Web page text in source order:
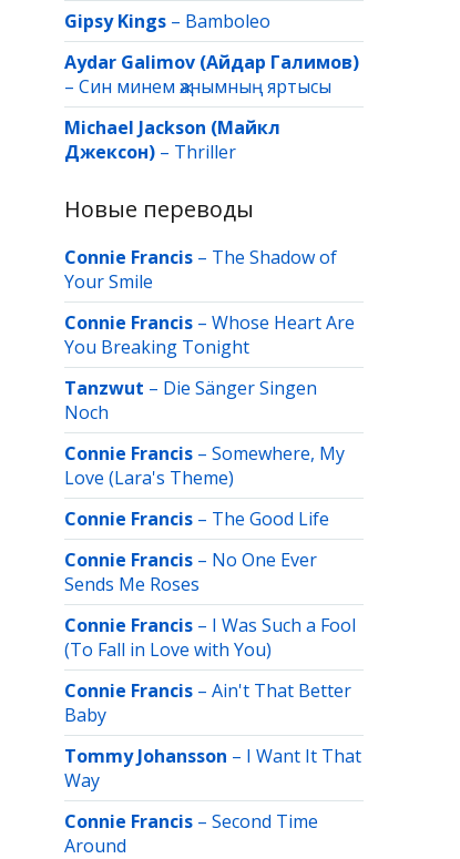
Gipsy Kings – Bamboleo
Aydar Galimov (Айдар Галимов)
– Син минем җанымның яртысы
Michael Jackson (Майкл
Джексон) – Thriller
Новые переводы
Connie Francis – The Shadow of
Your Smile
Connie Francis – Whose Heart Are
You Breaking Tonight
Tanzwut – Die Sänger Singen
Noch
Connie Francis – Somewhere, My
Love (Lara's Theme)
Connie Francis – The Good Life
Connie Francis – No One Ever
Sends Me Roses
Connie Francis – I Was Such a Fool
(To Fall in Love with You)
Connie Francis – Ain't That Better
Baby
Tommy Johansson – I Want It That
Way
Connie Francis – Second Time
Around